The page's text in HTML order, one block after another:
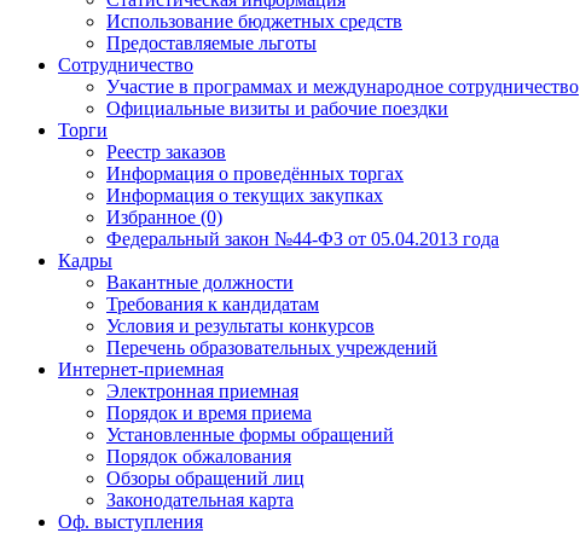
Использование бюджетных средств
Предоставляемые льготы
Сотрудничество
Участие в программах и международное сотрудничество
Официальные визиты и рабочие поездки
Торги
Реестр заказов
Информация о проведённых торгах
Информация о текущих закупках
Избранное (0)
Федеральный закон №44-ФЗ от 05.04.2013 года
Кадры
Вакантные должности
Требования к кандидатам
Условия и результаты конкурсов
Перечень образовательных учреждений
Интернет-приемная
Электронная приемная
Порядок и время приема
Установленные формы обращений
Порядок обжалования
Обзоры обращений лиц
Законодательная карта
Оф. выступления